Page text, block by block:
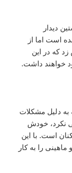
نخستین دیدار
است اما از
که در این
دلیل مشکلات
نکرد، خودش
است. با این
برانکو ماهینی را به کار